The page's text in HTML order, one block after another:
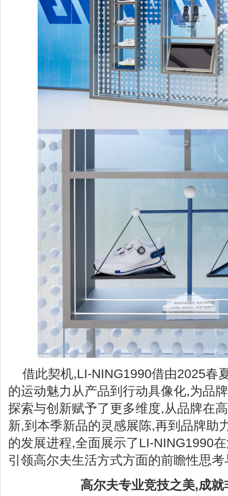
借此契机,LI-NING1990借由2025春
的运动魅力从产品到行动具像化,为品
探索与创新赋予了更多维度,从品牌在
新,到本季新品的灵感展陈,再到品牌助
的发展进程,全面展示了LI-NING1990
引领高尔夫生活方式方面的前瞻性思
高尔夫专业竞技之美,成